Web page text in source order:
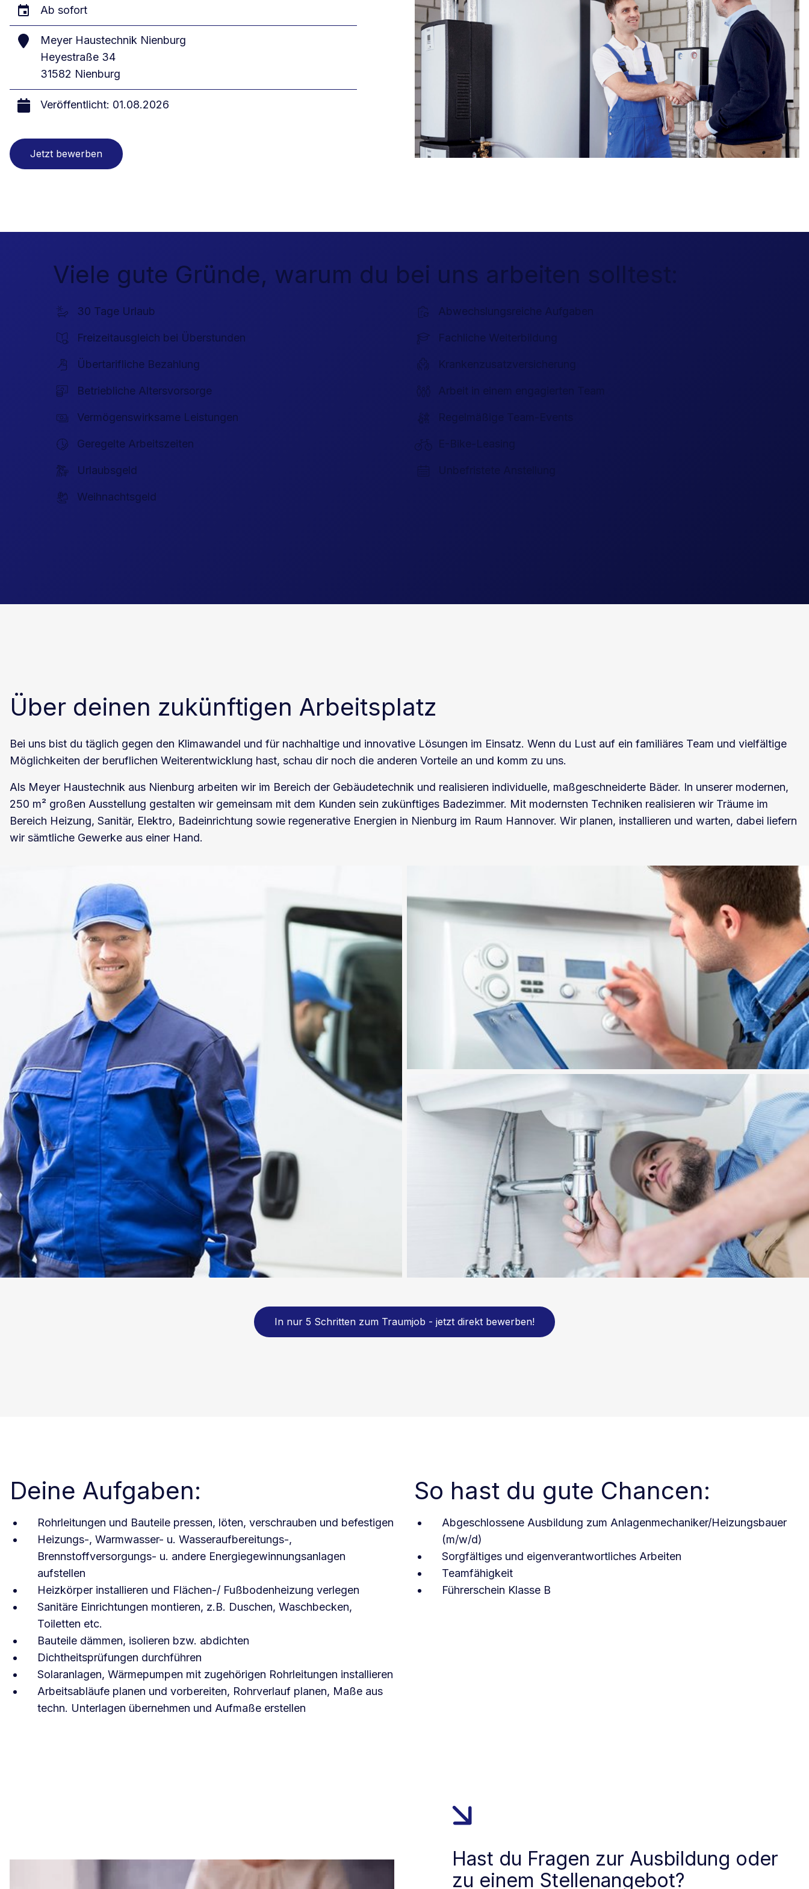
Ab sofort
Meyer Haustechnik Nienburg
Heyestraße 34
31582 Nienburg
Veröffentlicht: 01.08.2026
Jetzt bewerben
Viele gute Gründe, warum du bei uns arbeiten solltest:
30 Tage Urlaub
Freizeitausgleich bei Überstunden
Übertarifliche Bezahlung
Betriebliche Altersvorsorge
Vermögenswirksame Leistungen
Geregelte Arbeitszeiten
Urlaubsgeld
Weihnachtsgeld
Abwechslungsreiche Aufgaben
Fachliche Weiterbildung
Krankenzusatzversicherung
Arbeit in einem engagierten Team
Regelmäßige Team-Events
E-Bike-Leasing
Unbefristete Anstellung
Über deinen zukünftigen Arbeitsplatz
Bei uns bist du täglich gegen den Klimawandel und für nachhaltige und innovative Lösungen im Einsatz. Wenn du Lust auf ein familiäres Team und vielfältige
Möglichkeiten der beruflichen Weiterentwicklung hast, schau dir noch die anderen Vorteile an und komm zu uns.
Als Meyer Haustechnik aus Nienburg arbeiten wir im Bereich der Gebäudetechnik und realisieren individuelle, maßgeschneiderte Bäder. In unserer modernen,
250 m² großen Ausstellung gestalten wir gemeinsam mit dem Kunden sein zukünftiges Badezimmer. Mit modernsten Techniken realisieren wir Träume im
Bereich Heizung, Sanitär, Elektro, Badeinrichtung sowie regenerative Energien in Nienburg im Raum Hannover. Wir planen, installieren und warten, dabei liefern
wir sämtliche Gewerke aus einer Hand.
In nur 5 Schritten zum Traumjob - jetzt direkt bewerben!
Deine Aufgaben:
Rohrleitungen und Bauteile pressen, löten, verschrauben und befestigen
Heizungs-, Warmwasser- u. Wasseraufbereitungs-,
Brennstoffversorgungs- u. andere Energiegewinnungsanlagen
aufstellen
Heizkörper installieren und Flächen-/ Fußbodenheizung verlegen
Sanitäre Einrichtungen montieren, z.B. Duschen, Waschbecken,
Toiletten etc.
Bauteile dämmen, isolieren bzw. abdichten
Dichtheitsprüfungen durchführen
Solaranlagen, Wärmepumpen mit zugehörigen Rohrleitungen installieren
Arbeitsabläufe planen und vorbereiten, Rohrverlauf planen, Maße aus
techn. Unterlagen übernehmen und Aufmaße erstellen
So hast du gute Chancen:
Abgeschlossene Ausbildung zum Anlagenmechaniker/Heizungsbauer
(m/w/d)
Sorgfältiges und eigenverantwortliches Arbeiten
Teamfähigkeit
Führerschein Klasse B
Hast du Fragen zur Ausbildung oder
zu einem Stellenangebot?